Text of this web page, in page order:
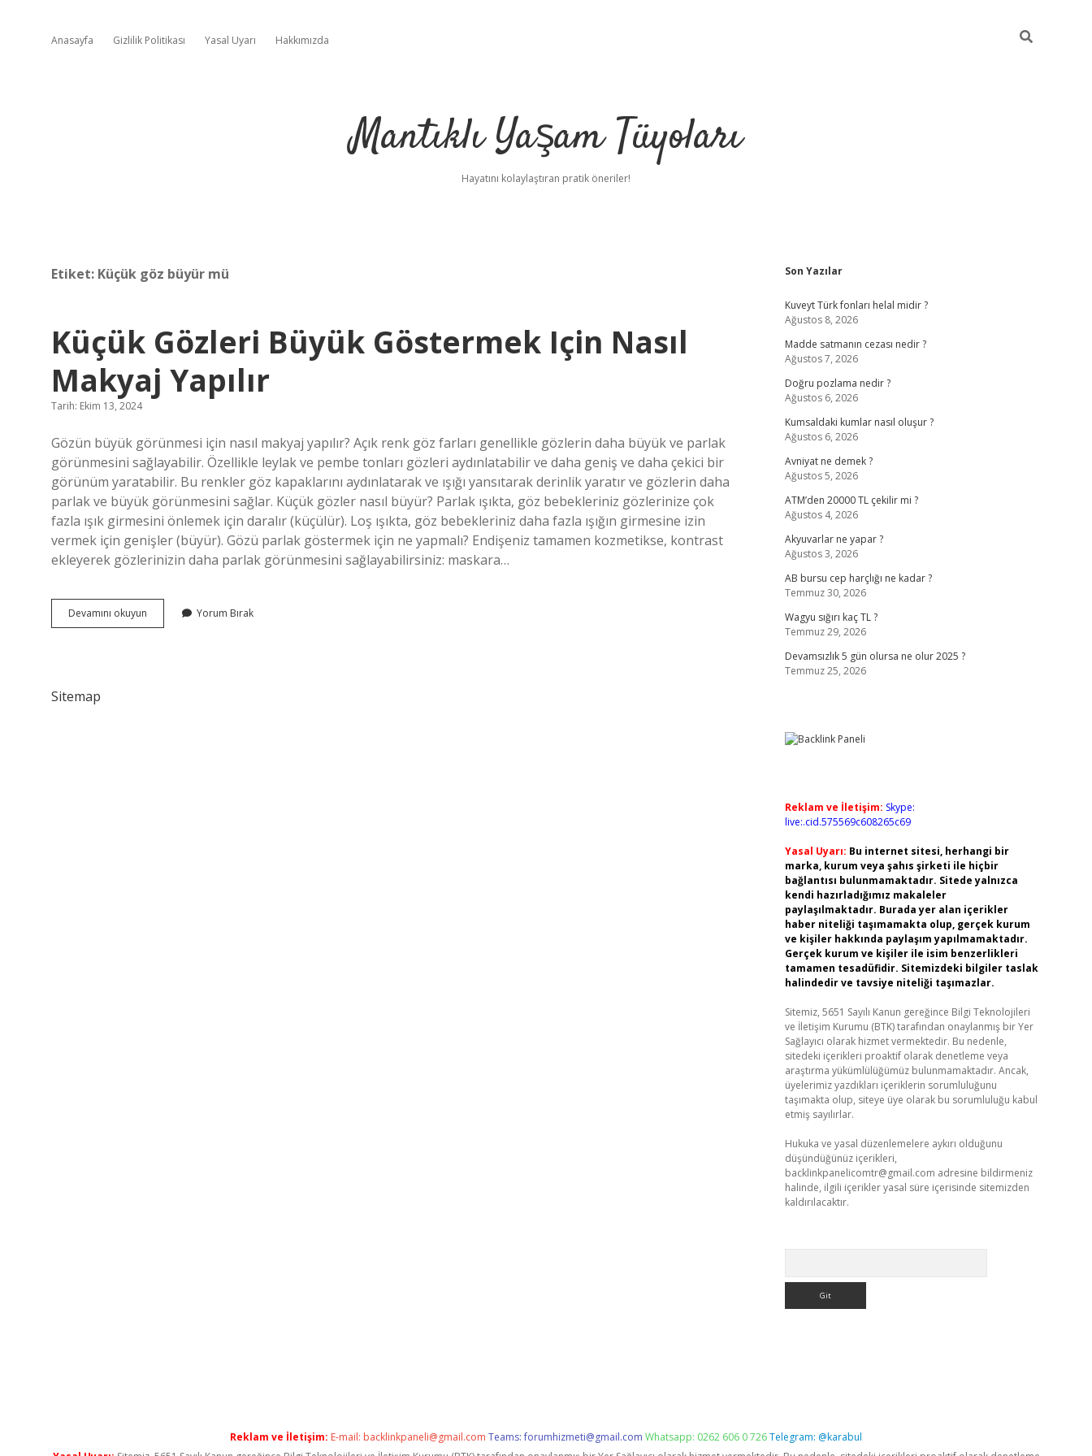
Anasayfa Gizlilik Politikası Yasal Uyarı Hakkımızda
Mantıklı Yaşam Tüyoları
Hayatını kolaylaştıran pratik öneriler!
Etiket: Küçük göz büyür mü
Küçük Gözleri Büyük Göstermek Için Nasıl
Makyaj Yapılır
Tarih: Ekim 13, 2024
Gözün büyük görünmesi için nasıl makyaj yapılır? Açık renk göz farları genellikle gözlerin daha büyük ve parlak
görünmesini sağlayabilir. Özellikle leylak ve pembe tonları gözleri aydınlatabilir ve daha geniş ve daha çekici bir
görünüm yaratabilir. Bu renkler göz kapaklarını aydınlatarak ve ışığı yansıtarak derinlik yaratır ve gözlerin daha
parlak ve büyük görünmesini sağlar. Küçük gözler nasıl büyür? Parlak ışıkta, göz bebekleriniz gözlerinize çok
fazla ışık girmesini önlemek için daralır (küçülür). Loş ışıkta, göz bebekleriniz daha fazla ışığın girmesine izin
vermek için genişler (büyür). Gözü parlak göstermek için ne yapmalı? Endişeniz tamamen kozmetikse, kontrast
ekleyerek gözlerinizin daha parlak görünmesini sağlayabilirsiniz: maskara…
Devamını okuyun
Gözleri
Yorum Bırak
Sitemap
Sidebar
Son Yazılar
Kuveyt Türk fonları helal midir ?
Ağustos 8, 2026
Madde satmanın cezası nedir ?
Ağustos 7, 2026
Doğru pozlama nedir ?
Ağustos 6, 2026
Kumsaldaki kumlar nasıl oluşur ?
Ağustos 6, 2026
Avniyat ne demek ?
Ağustos 5, 2026
ATM’den 20000 TL çekilir mi ?
Ağustos 4, 2026
Akyuvarlar ne yapar ?
Ağustos 3, 2026
AB bursu cep harçlığı ne kadar ?
Temmuz 30, 2026
Wagyu sığırı kaç TL ?
Temmuz 29, 2026
Devamsızlık 5 gün olursa ne olur 2025 ?
Temmuz 25, 2026
Reklam ve İletişim: Skype:
live:.cid.575569c608265c69
Yasal Uyarı: Bu internet sitesi, herhangi bir
marka, kurum veya şahıs şirketi ile hiçbir
bağlantısı bulunmamaktadır. Sitede yalnızca
kendi hazırladığımız makaleler
paylaşılmaktadır. Burada yer alan içerikler
haber niteliği taşımamakta olup, gerçek kurum
ve kişiler hakkında paylaşım yapılmamaktadır.
Gerçek kurum ve kişiler ile isim benzerlikleri
tamamen tesadüfidir. Sitemizdeki bilgiler taslak
halindedir ve tavsiye niteliği taşımazlar.
Sitemiz, 5651 Sayılı Kanun gereğince Bilgi Teknolojileri
ve İletişim Kurumu (BTK) tarafından onaylanmış bir Yer
Sağlayıcı olarak hizmet vermektedir. Bu nedenle,
sitedeki içerikleri proaktif olarak denetleme veya
araştırma yükümlülüğümüz bulunmamaktadır. Ancak,
üyelerimiz yazdıkları içeriklerin sorumluluğunu
taşımakta olup, siteye üye olarak bu sorumluluğu kabul
etmiş sayılırlar.
Hukuka ve yasal düzenlemelere aykırı olduğunu
düşündüğünüz içerikleri,
backlinkpanelicomtr@gmail.com adresine bildirmeniz
halinde, ilgili içerikler yasal süre içerisinde sitemizden
kaldırılacaktır.
Reklam ve İletişim: E-mail: backlinkpaneli@gmail.com Teams:forumhizmeti@gmail.com Whatsapp: 0262 606 0 726Telegram: @karabul